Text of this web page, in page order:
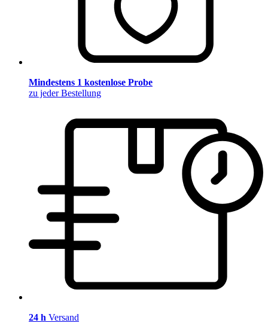
Mindestens 1 kostenlose Probe
zu jeder Bestellung
24 h Versand